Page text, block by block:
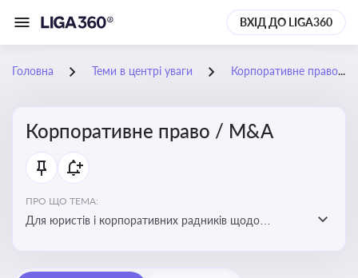
ВХІД ДО LIGA360
Головна Теми в центрі уваги Корпоративне право / M&A
Корпоративне право / M&A
ПРО ЩО ТЕМА:
Для юристів і корпоративних радників щодо